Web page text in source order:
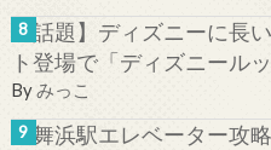
【話題】ディズニーに長
ト登場で「ディズニール
Byみっこ
【舞浜駅エレベーター攻